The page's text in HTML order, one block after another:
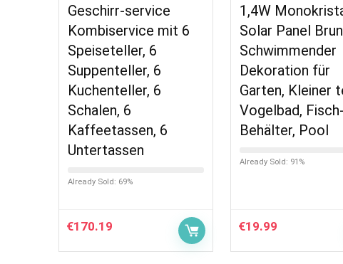
Geschirr-service
Kombiservice mit 6
Speiseteller, 6
Suppenteller, 6
Kuchenteller, 6
Schalen, 6
Kaffeetassen, 6
Untertassen
Already Sold: 69%
€170.19
1,4W
Solar Panel
Schwimmender
Dekoration für
Garten, Kleiner
Vogelbad, Fisch-
Behälter, Pool
Already Sold: 91%
€19.99